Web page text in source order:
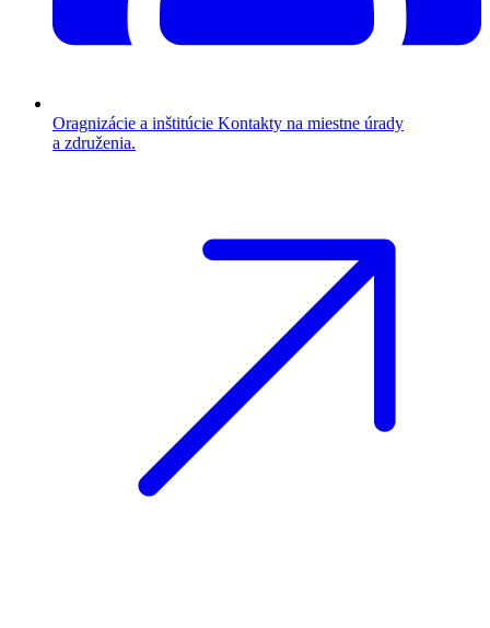
Oragnizácie a inštitúcie Kontakty na miestne úrady
a združenia.